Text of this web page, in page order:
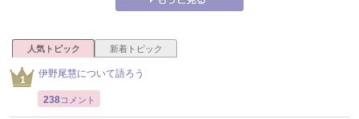
人気トピック 新着トピック
伊野尾慧について語ろう
238コメント